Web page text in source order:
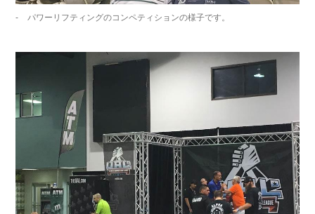
パワーリフティングのコンペティションの様子です。